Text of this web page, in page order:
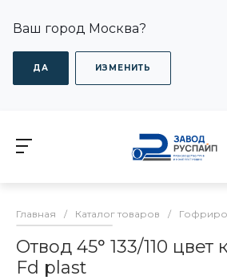
Ваш город Москва?
ДА ИЗМЕНИТЬ
Главная / Каталог товаров /
Отвод 45° 133/110
Fd plast